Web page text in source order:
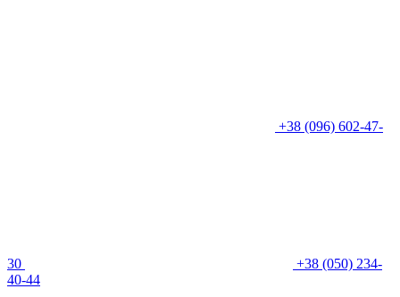
+38 (096) 602-47-
30
+38 (050) 234-
40-44